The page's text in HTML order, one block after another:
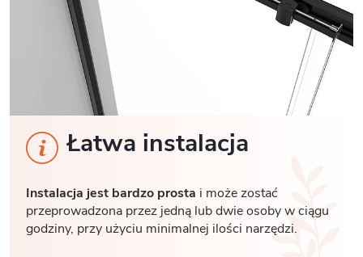
Łatwa instalacja
Instalacja jest bardzo prosta i może zostać
przeprowadzona przez jedną lub dwie osoby w ciągu
godziny, przy użyciu minimalnej ilości narzędzi.